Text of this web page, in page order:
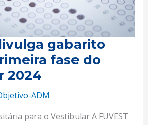
gabarito
fase do
2024
ADM
para o Vestibular A FUVEST